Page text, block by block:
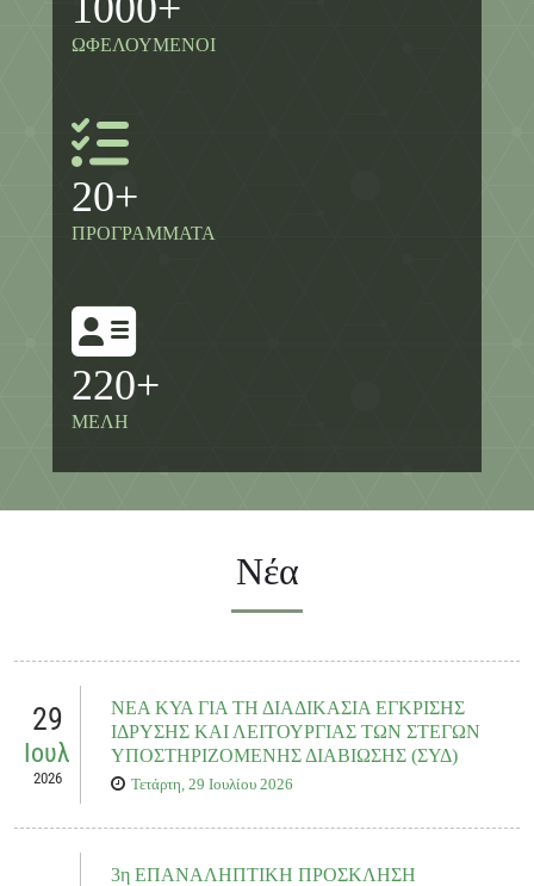
ΩΦΕΛΟΥΜΕΝΟΙ
20+
ΠΡΟΓΡΑΜΜΑΤΑ
220+
ΜΕΛΗ
Νέα
29
Ιουλ
2026
ΝΕΑ ΚΥΑ ΓΙΑ ΤΗ ΔΙΑΔΙΚΑΣΙΑ ΕΓΚΡΙΣΗΣ
ΙΔΡΥΣΗΣ ΚΑΙ ΛΕΙΤΟΥΡΓΙΑΣ ΤΩΝ ΣΤΕΓΩΝ
ΥΠΟΣΤΗΡΙΖΟΜΕΝΗΣ ΔΙΑΒΙΩΣΗΣ (ΣΥΔ)
Τετάρτη, 29 Ιουλίου 2026
3η ΕΠΑΝΑΛΗΠΤΙΚΗ ΠΡΟΣΚΛΗΣΗ